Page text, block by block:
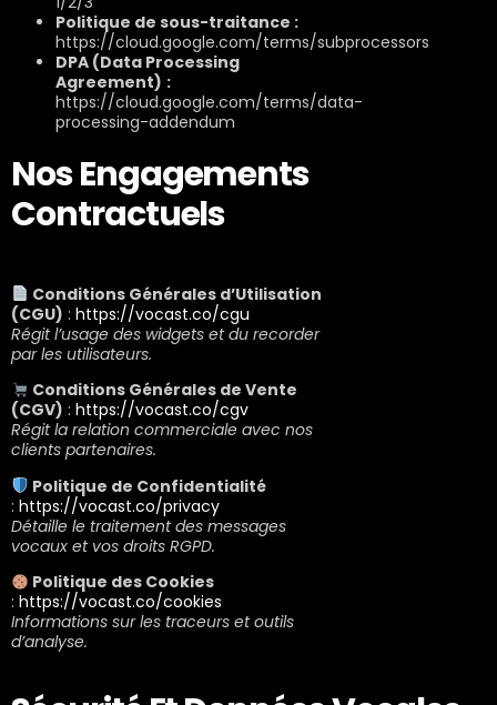
Politique de sous-traitance :
https://cloud.google.com/terms/subprocessors
DPA (Data Processing
Agreement) :
https://cloud.google.com/terms/data-
processing-addendum
Nos Engagements
Contractuels
Conditions Générales d’Utilisation
(CGU) : https://vocast.co/cgu
Régit l’usage des widgets et du recorder
par les utilisateurs.
Conditions Générales de Vente
(CGV) : https://vocast.co/cgv
Régit la relation commerciale avec nos
clients partenaires.
Politique de Confidentialité
: https://vocast.co/privacy
Détaille le traitement des messages
vocaux et vos droits RGPD.
Politique des Cookies
: https://vocast.co/cookies
Informations sur les traceurs et outils
d’analyse.